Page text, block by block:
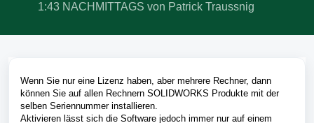
1:43 NACHMITTAGS von Patrick Traussnig
Wenn Sie nur eine Lizenz haben, aber mehrere Rechner, dann
können Sie auf allen Rechnern SOLIDWORKS Produkte mit der
selben Seriennummer installieren.
Aktivieren lässt sich die Software jedoch immer nur auf einem